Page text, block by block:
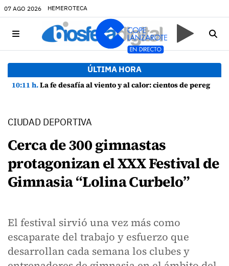
07 AGO 2026 HEMEROTECA
ÚLTIMA HORA
10:11 h.La fe desafía al viento y al calor: cientos de peregrinos arropan a la Virgen de las Nieves
CIUDAD DEPORTIVA
Cerca de 300 gimnastas
protagonizan el XXX Festival de
Gimnasia “Lolina Curbelo”
El festival sirvió una vez más como
escaparate del trabajo y esfuerzo que
desarrollan cada semana los clubes y